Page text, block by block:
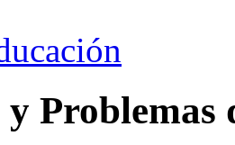
y Problemas